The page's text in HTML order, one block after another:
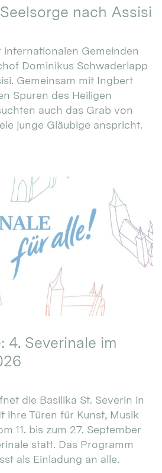
nach Assisi
Gemeinden
Dominikus Schwaderlapp
Gemeinsam mit Ingbert
Spuren des Heiligen
auch das Grab von
junge Gläubige anspricht.
4. Severinale im
die Basilika St. Severin in
ihre Türen für Kunst, Musik
11. bis zum 27. September
statt. Das Programm
als Einladung an alle.